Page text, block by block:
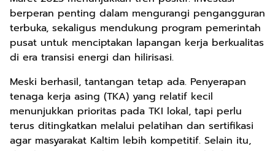
berperan penting dalam mengurangi pengangguran
terbuka, sekaligus mendukung program pemerintah
pusat untuk menciptakan lapangan kerja berkualitas
di era transisi energi dan hilirisasi.
Meski berhasil, tantangan tetap ada. Penyerapan
tenaga kerja asing (TKA) yang relatif kecil
menunjukkan prioritas pada TKI lokal, tapi perlu
terus ditingkatkan melalui pelatihan dan sertifikasi
agar masyarakat Kaltim lebih kompetitif. Selain itu,